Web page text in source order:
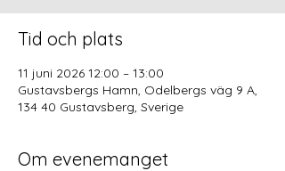
Tid och plats
11 juni 2026 12:00 – 13:00
Gustavsbergs Hamn, Odelbergs väg 9 A,
134 40 Gustavsberg, Sverige
Om evenemanget